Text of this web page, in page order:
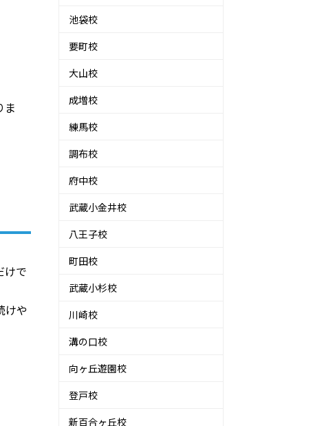
ま
けで
けや
池袋校
要町校
大山校
成増校
練馬校
調布校
府中校
武蔵小金井校
八王子校
町田校
武蔵小杉校
川崎校
溝の口校
向ヶ丘遊園校
登戸校
新百合ヶ丘校